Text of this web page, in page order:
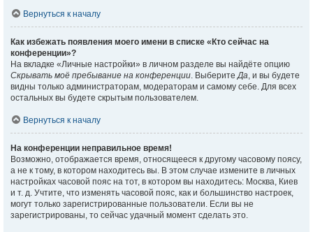
Вернуться к началу
Как избежать появления моего имени в списке «Кто сейчас на
конференции»?
На вкладке «Личные настройки» в личном разделе вы найдёте опцию
Скрывать моё пребывание на конференции. ВыберитеДа, и вы будете
видны только администраторам, модераторам и самому себе. Для всех
остальных вы будете скрытым пользователем.
Вернуться к началу
На конференции неправильное время!
Возможно, отображается время, относящееся к другому часовому поясу,
а не к тому, в котором находитесь вы. В этом случае измените в личных
настройках часовой пояс на тот, в котором вы находитесь: Москва, Киев
и т. д. Учтите, что изменять часовой пояс, как и большинство настроек,
могут только зарегистрированные пользователи. Если вы не
зарегистрированы, то сейчас удачный момент сделать это.